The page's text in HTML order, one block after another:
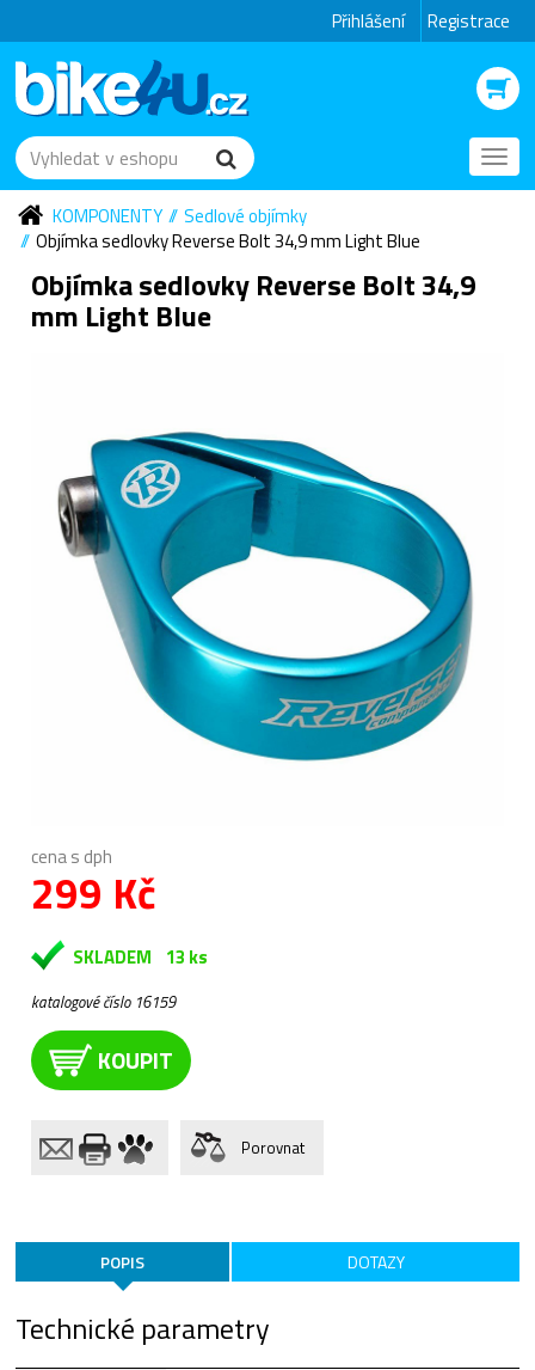
Přihlášení Registrace
KOMPONENTY
Sedlové objímky
Objímka sedlovky Reverse Bolt 34,9 mm Light Blue
Objímka sedlovky Reverse Bolt 34,9
mm Light Blue
cena s dph
299 Kč
SKLADEM 13 ks
katalogové číslo 16159
KOUPIT
Porovnat
POPIS DOTAZY
Technické parametry